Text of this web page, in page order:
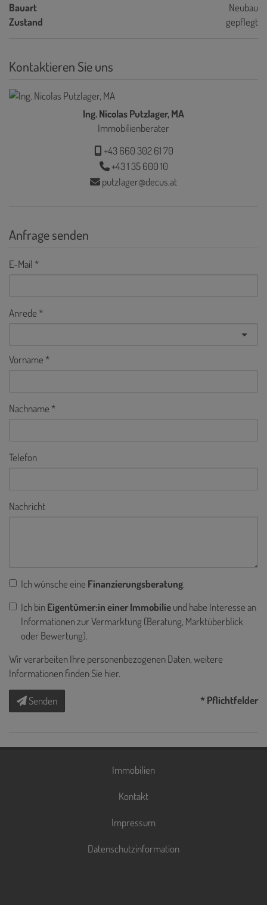
Bauart
Neubau
Zustand
gepflegt
Kontaktieren Sie uns
Ing. Nicolas Putzlager, MA
Immobilienberater
+43 660 302 61 70
+43 1 35 600 10
putzlager@decus.at
Anfrage senden
E-Mail
Anrede
Vorname
Nachname
Telefon
Nachricht
Ich wünsche eine Finanzierungsberatung.
Ich binEigentümer:in einer Immobilieund habe Interesse an
Informationen zur Vermarktung (Beratung, Marktüberblick
oder Bewertung).
Wir verarbeiten Ihre personenbezogenen Daten, weitere
Informationen finden Sie hier.
Senden * Pflichtfelder
Immobilien
Kontakt
Impressum
Datenschutzinformation